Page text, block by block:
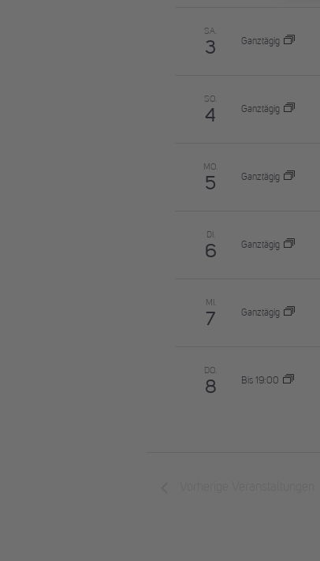
SA.
3 Ganztägig
SO.
4 Ganztägig
MO.
5 Ganztägig
DI.
6 Ganztägig
MI.
7 Ganztägig
DO.
8 Bis 19:00